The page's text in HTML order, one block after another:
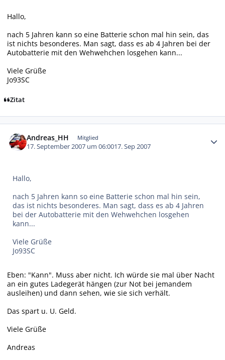
Hallo,
nach 5 Jahren kann so eine Batterie schon mal hin sein, das
ist nichts besonderes. Man sagt, dass es ab 4 Jahren bei der
Autobatterie mit den Wehwehchen losgehen kann...
Viele Grüße
Jo93SC
Zitat
Andreas_HH Mitglied
17. September 2007 um 06:0017. Sep 2007
Hallo,
nach 5 Jahren kann so eine Batterie schon mal hin sein,
das ist nichts besonderes. Man sagt, dass es ab 4 Jahren
bei der Autobatterie mit den Wehwehchen losgehen
kann...
Viele Grüße
Jo93SC
Eben: "Kann". Muss aber nicht. Ich würde sie mal über Nacht
an ein gutes Ladegerät hängen (zur Not bei jemandem
ausleihen) und dann sehen, wie sie sich verhält.
Das spart u. U. Geld.
Viele Grüße
Andreas